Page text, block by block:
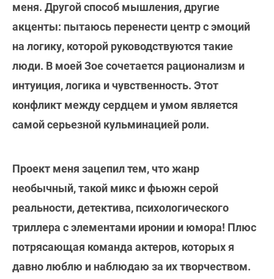
меня. Другой способ мышления, другие
акценты: пытаюсь перенести центр с эмоций
на логику, которой руководствуются такие
люди. В моей Зое сочетается рационализм и
интуиция, логика и чувственность. Этот
конфликт между сердцем и умом является
самой серьезной кульминацией роли.
Проект меня зацепил тем, что жанр
необычный, такой микс и фьюжн серой
реальности, детектива, психологического
триллера с элементами иронии и юмора! Плюс
потрясающая команда актеров, которых я
давно люблю и наблюдаю за их творчеством.